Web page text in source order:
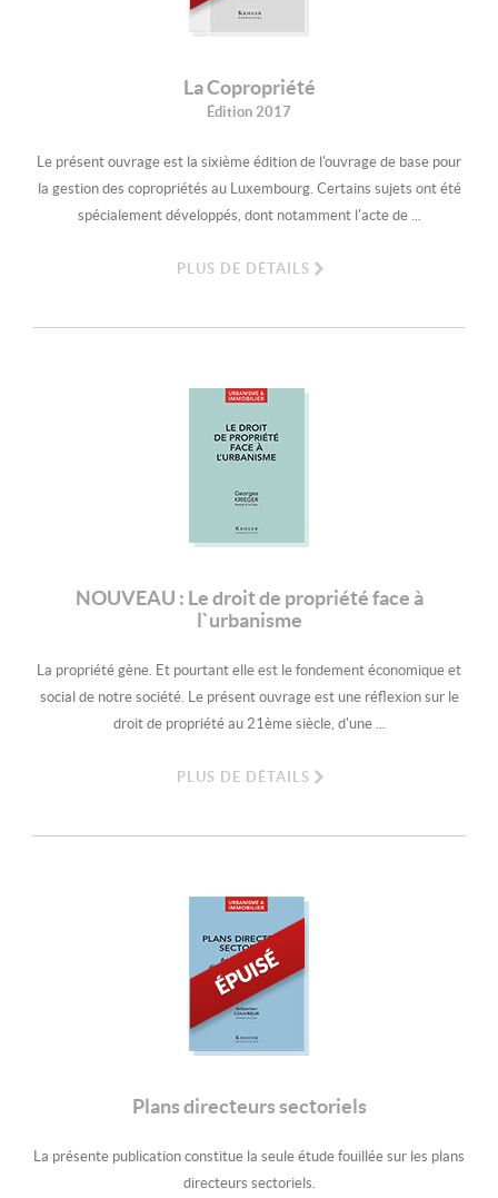
La Copropriété
Édition 2017
Le présent ouvrage est la sixième édition de l'ouvrage de base pour
la gestion des copropriétés au Luxembourg. Certains sujets ont été
spécialement développés, dont notamment l'acte de ...
PLUS DE DÉTAILS
NOUVEAU : Le droit de propriété face à
l`urbanisme
La propriété gène. Et pourtant elle est le fondement économique et
social de notre société. Le présent ouvrage est une réflexion sur le
droit de propriété au 21ème siècle, d'une ...
PLUS DE DÉTAILS
Plans directeurs sectoriels
La présente publication constitue la seule étude fouillée sur les plans
directeurs sectoriels.